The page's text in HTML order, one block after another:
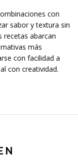
con
sabor y textura sin
recetas abarcan
más
con facilidad a
con creatividad.